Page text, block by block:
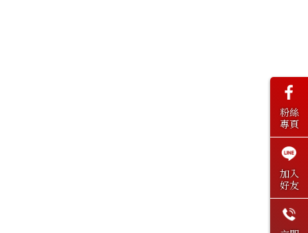
粉絲
專頁
加入
好友